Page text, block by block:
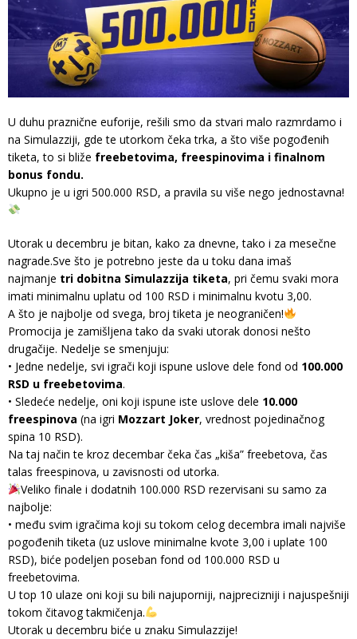
U duhu praznične euforije, rešili smo da stvari malo razmrdamo i
na Simulazziji, gde te utorkom čeka trka, a što više pogođenih
tiketa, to si bliže freebetovima, freespinovima i finalnom
bonus fondu.
Ukupno je u igri 500.000 RSD, a pravila su više nego jednostavna!
Utorak u decembru je bitan, kako za dnevne, tako i za mesečne
nagrade.Sve što je potrebno jeste da u toku dana imaš
najmanje tri dobitna Simulazzija tiketa, pri čemu svaki mora
imati minimalnu uplatu od 100 RSD i minimalnu kvotu 3,00.
A što je najbolje od svega, broj tiketa je neograničen!
Promocija je zamišljena tako da svaki utorak donosi nešto
drugačije. Nedelje se smenjuju:
• Jedne nedelje, svi igrači koji ispune uslove dele fond od 100.000
RSD u freebetovima.
• Sledeće nedelje, oni koji ispune iste uslove dele 10.000
freespinova (na igri Mozzart Joker, vrednost pojedinačnog
spina 10 RSD).
Na taj način te kroz decembar čeka čas „kiša” freebetova, čas
talas freespinova, u zavisnosti od utorka.
Veliko finale i dodatnih 100.000 RSD rezervisani su samo za
najbolje:
• među svim igračima koji su tokom celog decembra imali najviše
pogođenih tiketa (uz uslove minimalne kvote 3,00 i uplate 100
RSD), biće podeljen poseban fond od 100.000 RSD u
freebetovima.
U top 10 ulaze oni koji su bili najuporniji, najprecizniji i najuspešniji
tokom čitavog takmičenja.
Utorak u decembru biće u znaku Simulazzije!